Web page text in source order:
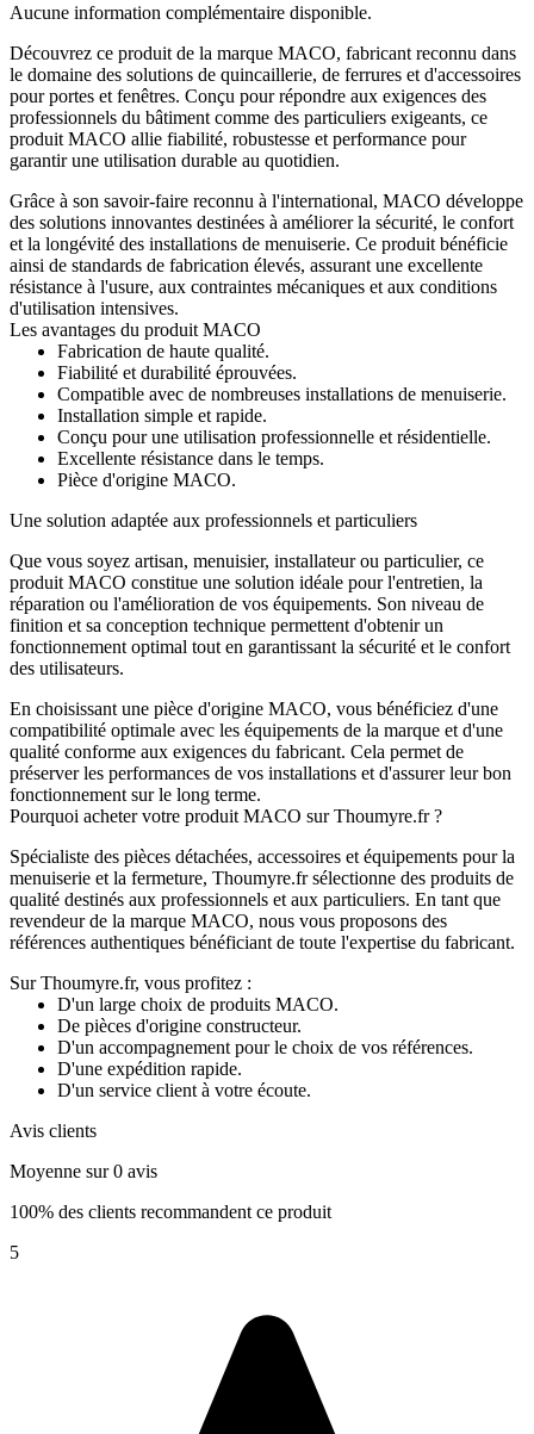
Aucune information complémentaire disponible.
Découvrez ce produit de la marque MACO, fabricant reconnu dans
le domaine des solutions de quincaillerie, de ferrures et d'accessoires
pour portes et fenêtres. Conçu pour répondre aux exigences des
professionnels du bâtiment comme des particuliers exigeants, ce
produit MACO allie fiabilité, robustesse et performance pour
garantir une utilisation durable au quotidien.
Grâce à son savoir-faire reconnu à l'international, MACO développe
des solutions innovantes destinées à améliorer la sécurité, le confort
et la longévité des installations de menuiserie. Ce produit bénéficie
ainsi de standards de fabrication élevés, assurant une excellente
résistance à l'usure, aux contraintes mécaniques et aux conditions
d'utilisation intensives.
Les avantages du produit MACO
Fabrication de haute qualité.
Fiabilité et durabilité éprouvées.
Compatible avec de nombreuses installations de menuiserie.
Installation simple et rapide.
Conçu pour une utilisation professionnelle et résidentielle.
Excellente résistance dans le temps.
Pièce d'origine MACO.
Une solution adaptée aux professionnels et particuliers
Que vous soyez artisan, menuisier, installateur ou particulier, ce
produit MACO constitue une solution idéale pour l'entretien, la
réparation ou l'amélioration de vos équipements. Son niveau de
finition et sa conception technique permettent d'obtenir un
fonctionnement optimal tout en garantissant la sécurité et le confort
des utilisateurs.
En choisissant une pièce d'origine MACO, vous bénéficiez d'une
compatibilité optimale avec les équipements de la marque et d'une
qualité conforme aux exigences du fabricant. Cela permet de
préserver les performances de vos installations et d'assurer leur bon
fonctionnement sur le long terme.
Pourquoi acheter votre produit MACO sur Thoumyre.fr ?
Spécialiste des pièces détachées, accessoires et équipements pour la
menuiserie et la fermeture, Thoumyre.fr sélectionne des produits de
qualité destinés aux professionnels et aux particuliers. En tant que
revendeur de la marque MACO, nous vous proposons des
références authentiques bénéficiant de toute l'expertise du fabricant.
Sur Thoumyre.fr, vous profitez :
D'un large choix de produits MACO.
De pièces d'origine constructeur.
D'un accompagnement pour le choix de vos références.
D'une expédition rapide.
D'un service client à votre écoute.
Avis clients
Moyenne sur 0 avis
100% des clients recommandent ce produit
5